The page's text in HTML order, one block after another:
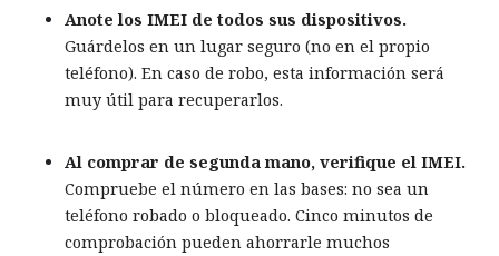
Anote los IMEI de todos sus dispositivos.
Guárdelos en un lugar seguro (no en el propio
teléfono). En caso de robo, esta información será
muy útil para recuperarlos.
Al comprar de segunda mano, verifique el IMEI.
Compruebe el número en las bases: no sea un
teléfono robado o bloqueado. Cinco minutos de
comprobación pueden ahorrarle muchos